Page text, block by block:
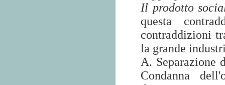
Il prodotto
questa
contraddizioni
la grande
A. Separazione
Condanna